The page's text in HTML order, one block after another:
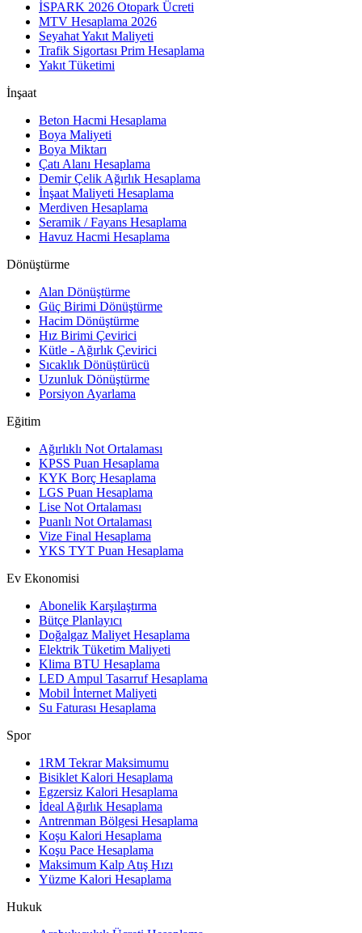
İSPARK 2026 Otopark Ücreti
MTV Hesaplama 2026
Seyahat Yakıt Maliyeti
Trafik Sigortası Prim Hesaplama
Yakıt Tüketimi
İnşaat
Beton Hacmi Hesaplama
Boya Maliyeti
Boya Miktarı
Çatı Alanı Hesaplama
Demir Çelik Ağırlık Hesaplama
İnşaat Maliyeti Hesaplama
Merdiven Hesaplama
Seramik / Fayans Hesaplama
Havuz Hacmi Hesaplama
Dönüştürme
Alan Dönüştürme
Güç Birimi Dönüştürme
Hacim Dönüştürme
Hız Birimi Çevirici
Kütle - Ağırlık Çevirici
Sıcaklık Dönüştürücü
Uzunluk Dönüştürme
Porsiyon Ayarlama
Eğitim
Ağırlıklı Not Ortalaması
KPSS Puan Hesaplama
KYK Borç Hesaplama
LGS Puan Hesaplama
Lise Not Ortalaması
Puanlı Not Ortalaması
Vize Final Hesaplama
YKS TYT Puan Hesaplama
Ev Ekonomisi
Abonelik Karşılaştırma
Bütçe Planlayıcı
Doğalgaz Maliyet Hesaplama
Elektrik Tüketim Maliyeti
Klima BTU Hesaplama
LED Ampul Tasarruf Hesaplama
Mobil İnternet Maliyeti
Su Faturası Hesaplama
Spor
1RM Tekrar Maksimumu
Bisiklet Kalori Hesaplama
Egzersiz Kalori Hesaplama
İdeal Ağırlık Hesaplama
Antrenman Bölgesi Hesaplama
Koşu Kalori Hesaplama
Koşu Pace Hesaplama
Maksimum Kalp Atış Hızı
Yüzme Kalori Hesaplama
Hukuk